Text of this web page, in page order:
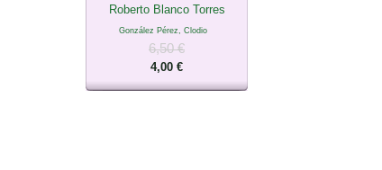
Roberto Blanco Torres
González Pérez, Clodio
6,50 €
4,00 €